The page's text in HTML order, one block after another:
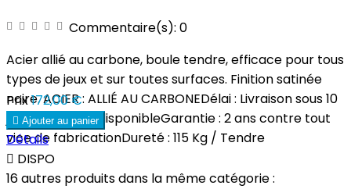
Commentaire(s): 0
Acier allié au carbone, boule tendre, efficace pour tous
types de jeux et sur toutes surfaces. Finition satinée
noire. ACIER : ALLIÉ AU CARBONEDélai : Livraison sous 10
jours si produit disponibleGarantie : 2 ans contre tout
vice de fabricationDureté : 115 Kg / Tendre
Prix172,00 €
 Ajouter au panier
Détails
 DISPO
16 autres produits dans la même catégorie :